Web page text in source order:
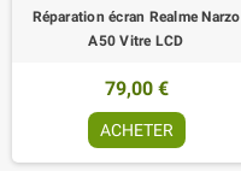
Réparation écran Realme Narzo
A50 Vitre LCD
79,00 €
ACHETER